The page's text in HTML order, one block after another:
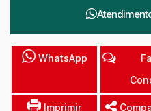
WhatsApp
Imprimir